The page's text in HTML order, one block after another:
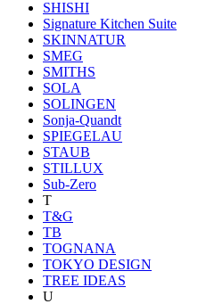
SHISHI
Signature Kitchen Suite
SKINNATUR
SMEG
SMITHS
SOLA
SOLINGEN
Sonja-Quandt
SPIEGELAU
STAUB
STILLUX
Sub-Zero
T
T&G
TB
TOGNANA
TOKYO DESIGN
TREE IDEAS
U